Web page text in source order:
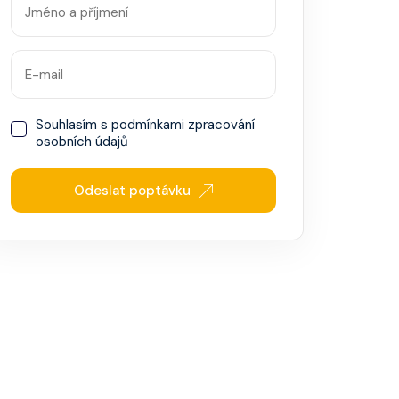
Souhlasím spodmínkami zpracování
osobních údajů
Odeslat poptávku